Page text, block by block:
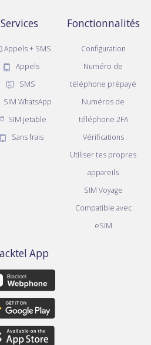
Services
Appels + SMS
Appels
SMS
SIM WhatsApp
SIM jetable
Sans frais
Fonctionnalités
Configuration
Numéro de
téléphone prépayé
Numéros de
téléphone 2FA
Vérifications
Utiliser tes propres
appareils
SIM Voyage
Compatible avec
eSIM
App